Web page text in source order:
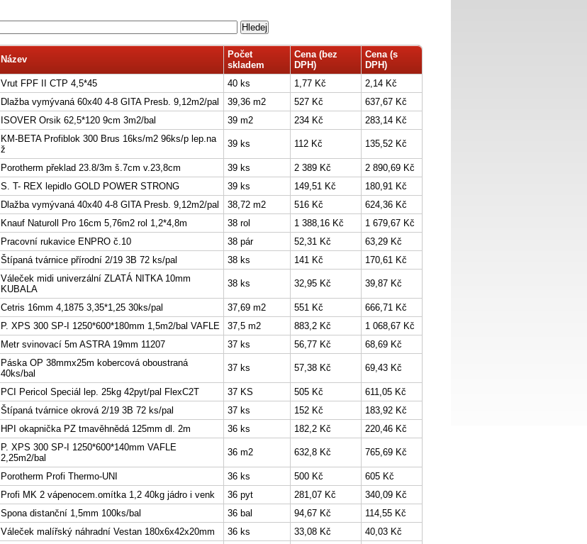
Název
Počet
skladem
Cena (bez
DPH)
Cena (s
DPH)
Vrut FPF II CTP 4,5*45 40 ks 1,77 Kč
2,14 Kč
Dlažba vymývaná 60x40 4-8 GITA Presb. 9,12m2/pal 39,36 m2 527 Kč
637,67 Kč
ISOVER Orsik 62,5*120 9cm 3m2/bal 39 m2 234 Kč 283,14 Kč
KM-BETA Profiblok 300 Brus 16ks/m2 96ks/p lep.na
ž
39 ks 112 Kč 135,52 Kč
Porotherm překlad 23.8/3m š.7cm v.23,8cm 39 ks 2 389 Kč
2 890,69 Kč
S. T- REX lepidlo GOLD POWER STRONG 39 ks 149,51 Kč
180,91 Kč
Dlažba vymývaná 40x40 4-8 GITA Presb. 9,12m2/pal 38,72 m2 516 Kč
624,36 Kč
Knauf Naturoll Pro 16cm 5,76m2 rol 1,2*4,8m 38 rol 1 388,16 Kč
1 679,67 Kč
Pracovní rukavice ENPRO č.10 38 pár 52,31 Kč
63,29 Kč
Štípaná tvárnice přírodní 2/19 3B 72 ks/pal 38 ks 141 Kč 170,61 Kč
Váleček midi univerzální ZLATÁ NITKA 10mm
KUBALA
38 ks 32,95 Kč 39,87 Kč
Cetris 16mm 4,1875 3,35*1,25 30ks/pal 37,69 m2 551 Kč
666,71 Kč
P. XPS 300 SP-I 1250*600*180mm 1,5m2/bal VAFLE 37,5 m2 883,2 Kč
1 068,67 Kč
Metr svinovací 5m ASTRA 19mm 11207 37 ks 56,77 Kč 68,69 Kč
Páska OP 38mmx25m kobercová oboustraná
40ks/bal
37 ks 57,38 Kč 69,43 Kč
PCI Pericol Speciál lep. 25kg 42pyt/pal FlexC2T 37 KS 505 Kč
611,05 Kč
Štípaná tvárnice okrová 2/19 3B 72 ks/pal 37 ks 152 Kč
183,92 Kč
HPI okapnička PZ tmavěhnědá 125mm dl. 2m 36 ks 182,2 Kč 220,46 Kč
P. XPS 300 SP-I 1250*600*140mm VAFLE
2,25m2/bal
36 m2 632,8 Kč 765,69 Kč
Porotherm Profi Thermo-UNI 36 ks 500 Kč
605 Kč
Profi MK 2 vápenocem.omítka 1,2 40kg jádro i venk 36 pyt 281,07 Kč
340,09 Kč
Spona distanční 1,5mm 100ks/bal 36 bal 94,67 Kč
114,55 Kč
Váleček malířský náhradní Vestan 180x6x42x20mm 36 ks 33,08 Kč 40,03 Kč